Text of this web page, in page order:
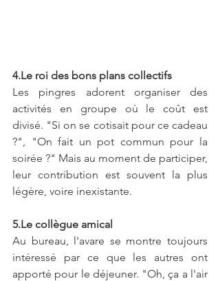
4.Le roi des bons plans collectifs
Les pingres adorent organiser des
activités en groupe où le coût est
divisé. "Si on se cotisait pour ce cadeau
?", "On fait un pot commun pour la
soirée ?" Mais au moment de participer,
leur contribution est souvent la plus
légère, voire inexistante.
5.Le collègue amical
Au bureau, l'avare se montre toujours
intéressé par ce que les autres ont
apporté pour le déjeuner. "Oh, ça a l'air